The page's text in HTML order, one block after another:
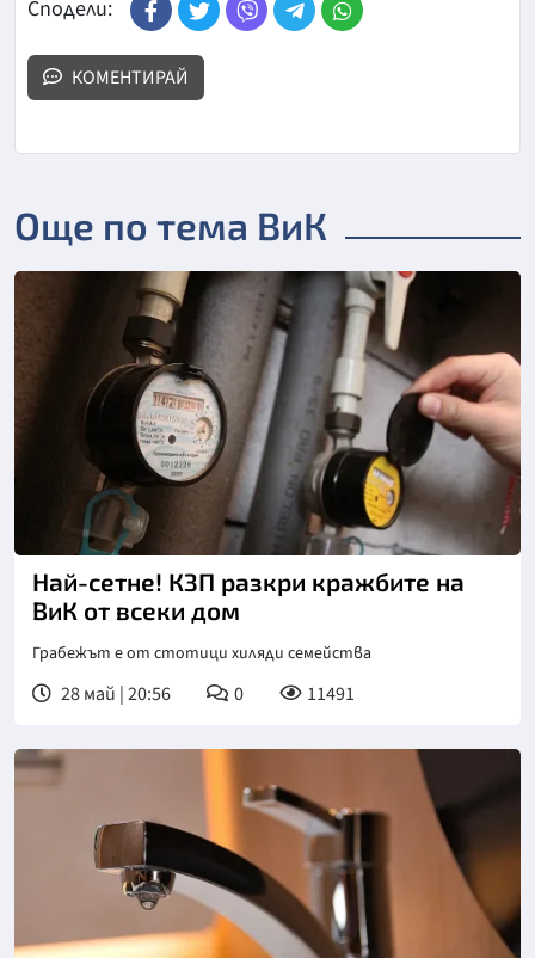
Сподели:
КОМЕНТИРАЙ
Още по тема ВиК
Най-сетне! КЗП разкри кражбите на
ВиК от всеки дом
Грабежът е от стотици хиляди семейства
28 май | 20:56 0 11491